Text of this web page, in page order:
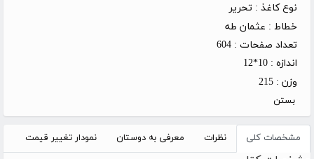
نوع کاغذ : تحریر
خطاط : عثمان طه
تعداد صفحات : 604
اندازه : 10*12
وزن : 215
بستن
مشخصات کلی نظرات معرفی به دوستان نمودار تغییر قیمت